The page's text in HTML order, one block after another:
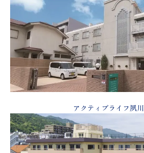
アクティブライフ夙川